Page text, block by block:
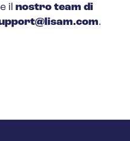
il nostro team di
.